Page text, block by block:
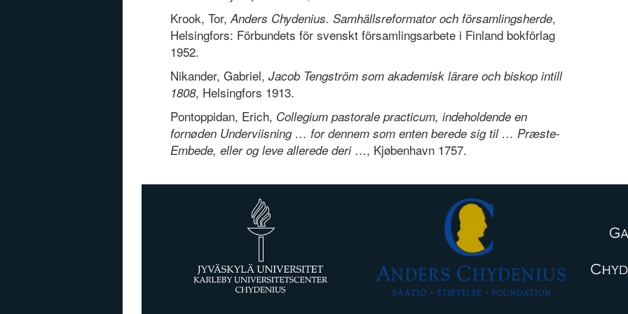
Krook, Tor,Anders Chydenius. Samhällsreformator och församlingsherde,
Helsingfors: Förbundets för svenskt församlingsarbete i Finland bokförlag
1952.
Nikander, Gabriel,Jacob Tengström som akademisk lärare och biskop intill
1808, Helsingfors 1913.
Pontoppidan, Erich, Collegium pastorale practicum, indeholdende en
fornøden Underviisning … for dennem som enten berede sig til … Præste-
Embede, eller og leve allerede deri…, Kjøbenhavn 1757.